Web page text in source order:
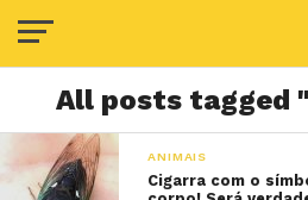
All posts tagged
ANIMAIS
Cigarra com o